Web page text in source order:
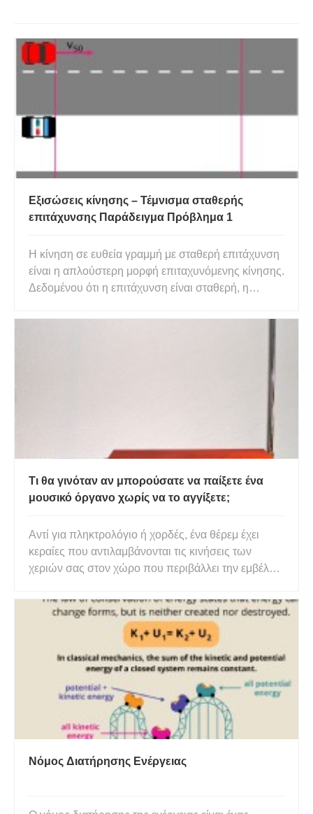
Εξισώσεις κίνησης – Τέμνισμα σταθερής
επιτάχυνσης Παράδειγμα Πρόβλημα 1
Η κίνηση σε ευθεία γραμμή με σταθερή επιτάχυνση
είναι η απλούστερη μορφή επιταχυνόμενης κίνησης.
Δεδομένου ότι η επιτάχυνση είναι σταθερή, η
προχωρά ο χρόνος. Η θέση θα αλλάξει καθώς
Τι θα γινόταν αν μπορούσατε να παίξετε ένα
μουσικό όργανο χωρίς να το αγγίξετε;
Αντί για πληκτρολόγιο ή χορδές, ένα θέρεμ έχει
κεραίες που αντιλαμβάνονται τις κινήσεις των
χεριών σας στον χώρο που περιβάλλει την εμβέλειά
ανθρώπους της εποχής που τα ηλεκτρονικά
μουσικά όργανα εισήχθησαν στον κόσμο. «Λοιπόν,
φυσικά, πρέπει να αγγίξ
Νόμος Διατήρησης Ενέργειας